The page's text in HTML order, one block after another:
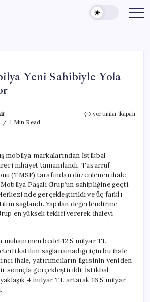
Yeni Sahibiyle Yola
1 Min Read
İstikbal
Devam
Ediyor
için
yorumlar kapalı
mobilya markalarından İstikbal
nihayet tamamlandı. Tasarruf
(TMSF) tarafından düzenlenen ihale
Paşalı Grup’un sahipliğine geçti.
gerçekleştirildi ve üç farklı
sağlandı. Yapılan değerlendirme
en yüksek teklifi vererek ihaleyi
muhammen bedel 12,5 milyar TL
katılım sağlanamadığı için bu ihale
ihale, yatırımcıların ilgisinin yeniden
sonuçla gerçekleştirildi. İstikbal
4 milyar TL artarak 16,5 milyar